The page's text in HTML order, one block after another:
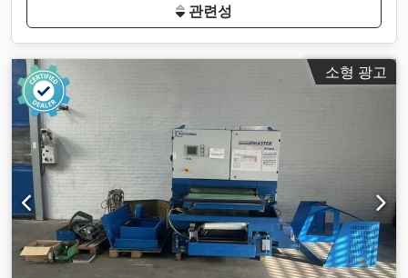
관련성
소형 광고